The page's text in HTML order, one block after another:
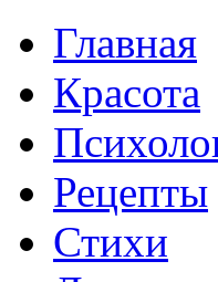
Главная
Красота
Рецепты
Стихи